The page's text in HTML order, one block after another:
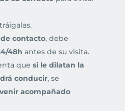
contacto, debe
48h antes de su visita.
que si le dilatan la
conducir, se
venir acompañado